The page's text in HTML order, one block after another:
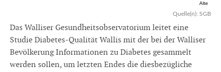
Alte
Quelle(n): SGB
Das Walliser Gesundheitsobservatorium leitet eine
Studie Diabetes-Qualität Wallis mit der bei der Walliser
Bevölkerung Informationen zu Diabetes gesammelt
werden sollen, um letzten Endes die diesbezügliche